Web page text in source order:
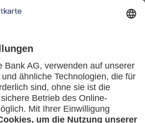
gilt für
tun, wenn ich über eine
informiert werde, die ich
habe?